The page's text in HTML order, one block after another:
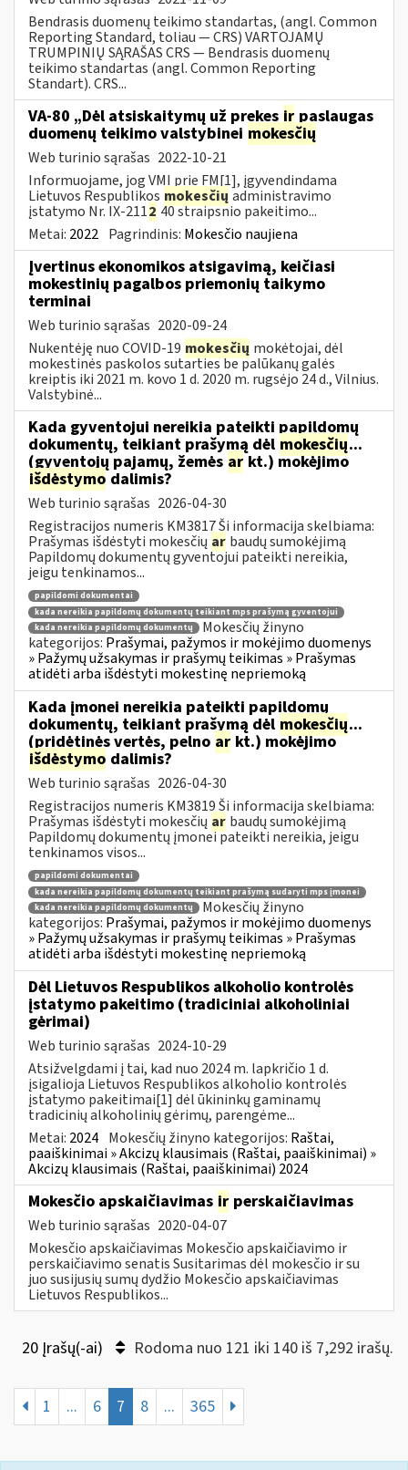
Bendrasis duomenų teikimo standartas, (angl. Common
Reporting Standard, toliau — CRS) VARTOJAMŲ
TRUMPINIŲ SĄRAŠAS CRS — Bendrasis duomenų
teikimo standartas (angl. Common Reporting
Standart). CRS...
VA-80 „Dėl atsiskaitymų už prekes ir paslaugas
duomenų teikimo valstybinei mokesčių
Web turinio sąrašas 2022-10-21
Informuojame, jog VMI prie FM[1], įgyvendindama
Lietuvos Respublikos mokesčių administravimo
įstatymo Nr. IX-2112 40 straipsnio pakeitimo...
Metai: 2022 Pagrindinis: Mokesčio naujiena
Įvertinus ekonomikos atsigavimą, keičiasi
mokestinių pagalbos priemonių taikymo
terminai
Web turinio sąrašas 2020-09-24
Nukentėję nuo COVID-19 mokesčių mokėtojai, dėl
mokestinės paskolos sutarties be palūkanų galės
kreiptis iki 2021 m. kovo 1 d. 2020 m. rugsėjo 24 d., Vilnius.
Valstybinė...
Kada gyventojui nereikia pateikti papildomų
dokumentų, teikiant prašymą dėl mokesčių...
(gyventojų pajamų, žemės ar kt.) mokėjimo
išdėstymo dalimis?
Web turinio sąrašas 2026-04-30
Registracijos numeris KM3817 Ši informacija skelbiama:
Prašymas išdėstyti mokesčių ar baudų sumokėjimą
Papildomų dokumentų gyventojui pateikti nereikia,
jeigu tenkinamos...
papildomi dokumentai
kada nereikia papildomų dokumentų teikiant mps prašymą gyventojui
kada nereikia papildomų dokumentų
Mokesčių žinyno
kategorijos: Prašymai, pažymos ir mokėjimo duomenys
» Pažymų užsakymas ir prašymų teikimas » Prašymas
atidėti arba išdėstyti mokestinę nepriemoką
Kada įmonei nereikia pateikti papildomų
dokumentų, teikiant prašymą dėl mokesčių...
(pridėtinės vertės, pelno ar kt.) mokėjimo
išdėstymo dalimis?
Web turinio sąrašas 2026-04-30
Registracijos numeris KM3819 Ši informacija skelbiama:
Prašymas išdėstyti mokesčių ar baudų sumokėjimą
Papildomų dokumentų įmonei pateikti nereikia, jeigu
tenkinamos visos...
papildomi dokumentai
kada nereikia papildomų dokumentų teikiant prašymą sudaryti mps įmonei
kada nereikia papildomų dokumentų
Mokesčių žinyno
kategorijos: Prašymai, pažymos ir mokėjimo duomenys
» Pažymų užsakymas ir prašymų teikimas » Prašymas
atidėti arba išdėstyti mokestinę nepriemoką
Dėl Lietuvos Respublikos alkoholio kontrolės
įstatymo pakeitimo (tradiciniai alkoholiniai
gėrimai)
Web turinio sąrašas 2024-10-29
Atsižvelgdami į tai, kad nuo 2024 m. lapkričio 1 d.
įsigalioja Lietuvos Respublikos alkoholio kontrolės
įstatymo pakeitimai[1] dėl ūkininkų gaminamų
tradicinių alkoholinių gėrimų, parengėme...
Metai: 2024 Mokesčių žinyno kategorijos: Raštai,
paaiškinimai » Akcizų klausimais (Raštai, paaiškinimai) »
Akcizų klausimais (Raštai, paaiškinimai) 2024
Mokesčio apskaičiavimas ir perskaičiavimas
Web turinio sąrašas 2020-04-07
Mokesčio apskaičiavimas Mokesčio apskaičiavimo ir
perskaičiavimo senatis Susitarimas dėl mokesčio ir su
juo susijusių sumų dydžio Mokesčio apskaičiavimas
Lietuvos Respublikos...
20 Įrašų(-ai) Rodoma nuo 121 iki 140 iš 7,292 irašų.
1 ... 6 7 8 ... 365